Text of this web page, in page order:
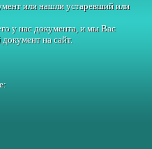
или нашли устаревший или
у нас документа, и мы Вас
на сайт.